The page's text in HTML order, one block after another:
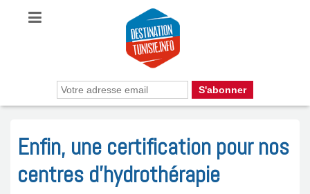
Enfin, une certification pour nos
centres d’hydrothérapie